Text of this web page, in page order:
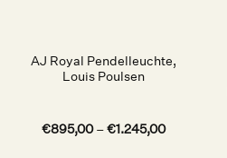
AJ Royal Pendelleuchte,
Louis Poulsen
€895,00–€1.245,00